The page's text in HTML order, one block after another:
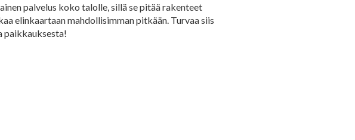
palvelus koko talolle, sillä se pitää rakenteet
elinkaartaan mahdollisimman pitkään. Turvaa siis
paikkauksesta!